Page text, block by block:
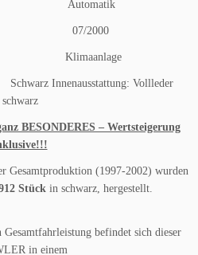
Automatik
07/2000
Klimaanlage
Vollleder
schwarz
BESONDERES – Wertsteigerung
Gesamtproduktion (1997-2002) wurden
Stückin schwarz, hergestellt.
befindet sich dieser
in einem